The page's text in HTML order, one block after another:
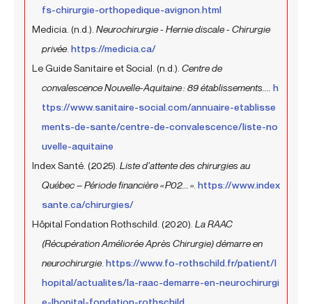
fs-chirurgie-orthopedique-avignon.html
Medicia. (n.d.). Neurochirurgie - Hernie discale - Chirurgie
privée. https://medicia.ca/
Le Guide Sanitaire et Social. (n.d.). Centre de
convalescence Nouvelle-Aquitaine : 89 établissements....
h
ttps://www.sanitaire-social.com/annuaire-etablisse
ments-de-sante/centre-de-convalescence/liste-no
uvelle-aquitaine
Index Santé. (2025). Liste d’attente des chirurgies au
Québec – Période financière « P02... » https://www.index
sante.ca/chirurgies/
Hôpital Fondation Rothschild. (2020). La RAAC
(Récupération Améliorée Après Chirurgie) démarre en
neurochirurgie. https://www.fo-rothschild.fr/patient/l
hopital/actualites/la-raac-demarre-en-neurochirurgi